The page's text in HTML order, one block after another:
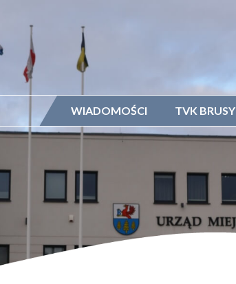
WIADOMOŚCI TVK BRUSY